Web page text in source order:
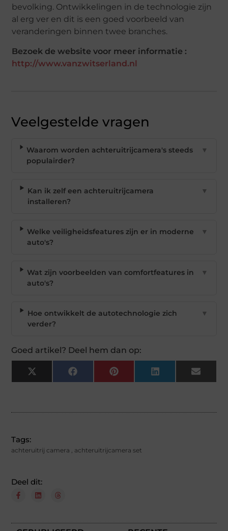
bevolking. Ontwikkelingen in de technologie zijn
al erg ver en dit is een goed voorbeeld van
veranderingen binnen twee branches.
Bezoek de website voor meer informatie :
http://www.vanzwitserland.nl
Veelgestelde vragen
Waarom worden achteruitrijcamera's steeds
populairder?
▼
Kan ik zelf een achteruitrijcamera
installeren?
▼
Welke veiligheidsfeatures zijn er in moderne
auto's?
▼
Wat zijn voorbeelden van comfortfeatures in
auto's?
▼
Hoe ontwikkelt de autotechnologie zich
verder?
▼
Goed artikel? Deel hem dan op:
X
(Twitter)
Facebook Pinterest LinkedIn Email
Tags:
achteruitrij camera achteruitrijcamera set
Deel dit: